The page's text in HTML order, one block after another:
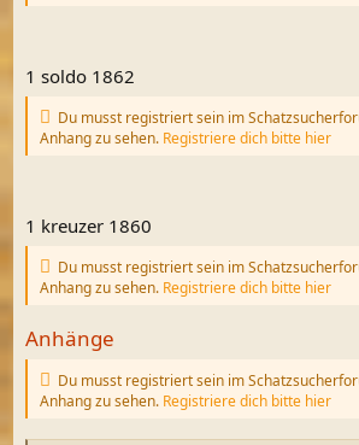
1 soldo 1862
Du musst registriert sein im
Anhang zu sehen. Registriere dich bitte hier
1 kreuzer 1860
Du musst registriert sein im
Anhang zu sehen. Registriere dich bitte hier
Anhänge
Du musst registriert sein im
Anhang zu sehen. Registriere dich bitte hier